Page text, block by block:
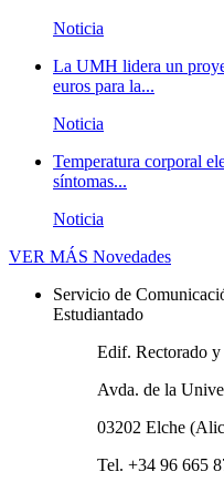
Noticia
La UMH lidera un
euros para la...
Noticia
Temperatura corporal
síntomas...
Noticia
VER MÁS Novedades
Servicio de
Estudiantado
Edif. Rectorado
Avda. de la
03202 Elche
Tel. +34 96 665